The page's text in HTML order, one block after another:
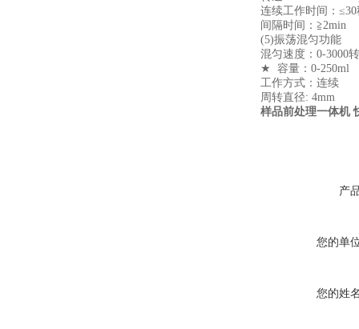
连续工作时间：≤30
间隔时间：≧2min
(5)振荡混匀功能
混匀速度： 0-3000
★
容量： 0-250ml
工作方式：连续
周转直径: 4mm
样品前处理一体机
产
您的单
您的姓